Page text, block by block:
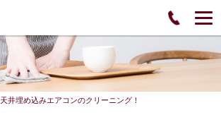
天井埋め込みエアコンのクリーニング！